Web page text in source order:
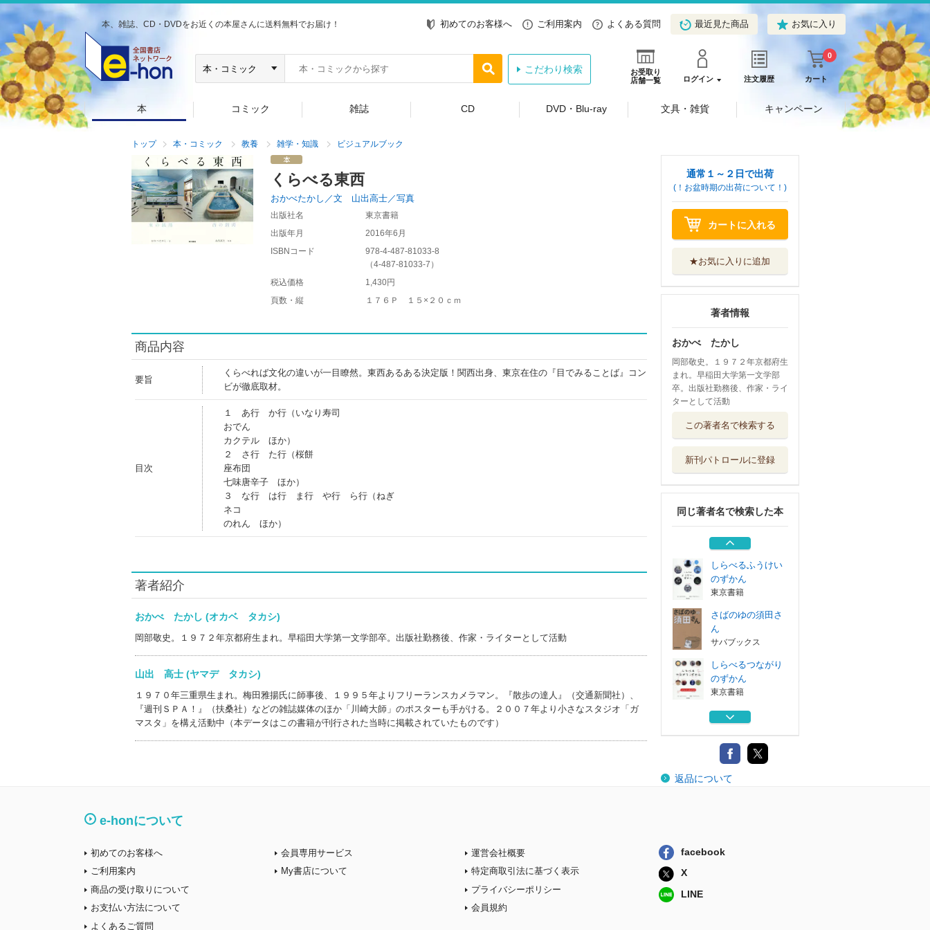
本、雑誌、CD・DVDをお近くの本屋さんに送料無料でお届け！ 初めてのお客様へ ご利用案内 よくある質問 最近見た商品 お気に入り
お受取り
店舗一覧
ログイン 注文履歴 カート
0
こだわり検索
本 コミック 雑誌 CD DVD・Blu-ray 文具・雑貨 キャンペーン
トップ 本・コミック 教養 雑学・知識 ビジュアルブック
くらべる東西
おかべたかし／文 山出高士／写真
出版社名
東京書籍
出版年月
2016年6月
ISBNコード
978-4-487-81033-8
（4-487-81033-7 ）
税込価格
1,430円
頁数・縦
１７６Ｐ １５×２０ｃｍ
商品内容
要旨
くらべれば文化の違いが一目瞭然。東西あるある決定版！関西出身、東京在住の『目でみることば』コン
ビが徹底取材。
目次
１ あ行 か行（いなり寿司
おでん
カクテル ほか）
２ さ行 た行（桜餅
座布団
七味唐辛子 ほか）
３ な行 は行 ま行 や行 ら行（ねぎ
ネコ
のれん ほか）
著者紹介
おかべ たかし (オカベ タカシ)
岡部敬史。１９７２年京都府生まれ。早稲田大学第一文学部卒。出版社勤務後、作家・ライターとして活動
山出 高士 (ヤマデ タカシ)
１９７０年三重県生まれ。梅田雅揚氏に師事後、１９９５年よりフリーランスカメラマン。『散歩の達人』（交通新聞社）、
『週刊ＳＰＡ！』（扶桑社）などの雑誌媒体のほか「川崎大師」のポスターも手がける。２００７年より小さなスタジオ「ガ
マスタ」を構え活動中（本データはこの書籍が刊行された当時に掲載されていたものです）
通常１～２日で出荷
(！お盆時期の出荷について！)
カートに入れる
★お気に入りに追加
著者情報
おかべ たかし
岡部敬史。１９７２年京都府生
まれ。早稲田大学第一文学部
卒。出版社勤務後、作家・ライ
ターとして活動
この著者名で検索する
新刊パトロールに登録
同じ著者名で検索した本
のずかん
身近で発見！「激
小学館
「悲しみ」は抗す
る 現代短歌と...
皓星社
しらべるふうけい
のずかん
東京書籍
さばのゆの須田さ
ん
サバブックス
しらべるつながり
のずかん
東京書籍
身近で発見！「激
小学館
「悲しみ」は抗す
る 現代短歌と...
返品について
e-honについて
初めてのお客様へ
ご利用案内
商品の受け取りについて
お支払い方法について
よくあるご質問
会員専用サービス
My書店について
運営会社概要
特定商取引法に基づく表示
プライバシーポリシー
会員規約
facebook
X
LINE